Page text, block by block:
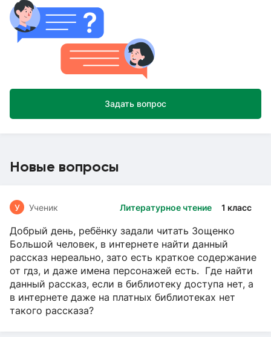
Задать вопрос
Новые вопросы
Литературное чтение 1 класс
У Ученик
Добрый день, ребёнку задали читать Зощенко
Большой человек, в интернете найти данный
рассказ нереально, зато есть краткое содержание
от гдз, и даже имена персонажей есть. Где найти
данный рассказ, если в библиотеку доступа нет, а
в интернете даже на платных библиотеках нет
такого рассказа?